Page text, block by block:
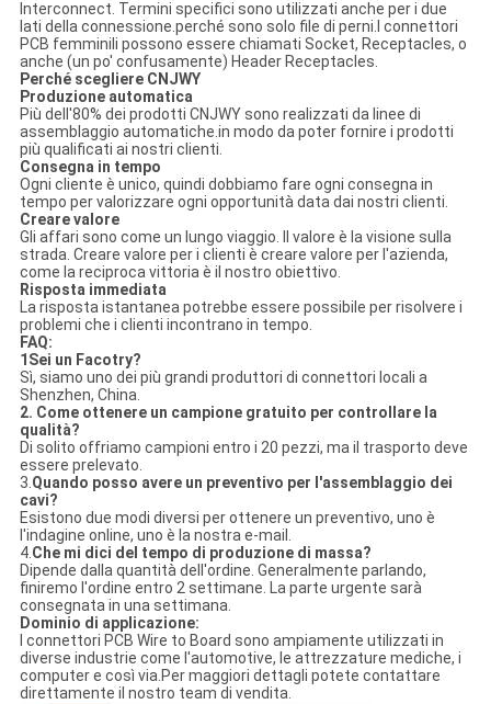
Interconnect. Termini specifici sono utilizzati anche per i due
lati della connessione.perché sono solo file di perni.I connettori
PCB femminili possono essere chiamati Socket, Receptacles, o
anche (un po' confusamente) Header Receptacles.
Perché scegliere CNJWY
Produzione automatica
Più dell'80% dei prodotti CNJWY sono realizzati da linee di
assemblaggio automatiche.in modo da poter fornire i prodotti
più qualificati ai nostri clienti.
Consegna in tempo
Ogni cliente è unico, quindi dobbiamo fare ogni consegna in
tempo per valorizzare ogni opportunità data dai nostri clienti.
Creare valore
Gli affari sono come un lungo viaggio. Il valore è la visione sulla
strada. Creare valore per i clienti è creare valore per l'azienda,
come la reciproca vittoria è il nostro obiettivo.
Risposta immediata
La risposta istantanea potrebbe essere possibile per risolvere i
problemi che i clienti incontrano in tempo.
FAQ:
1Sei un Facotry?
Sì, siamo uno dei più grandi produttori di connettori locali a
Shenzhen, China.
2. Come ottenere un campione gratuito per controllare la
qualità?
Di solito offriamo campioni entro i 20 pezzi, ma il trasporto deve
essere prelevato.
3.Quando posso avere un preventivo per l'assemblaggio dei
cavi?
Esistono due modi diversi per ottenere un preventivo, uno è
l'indagine online, uno è la nostra e-mail.
4.Che mi dici del tempo di produzione di massa?
Dipende dalla quantità dell'ordine. Generalmente parlando,
finiremo l'ordine entro 2 settimane. La parte urgente sarà
consegnata in una settimana.
Dominio di applicazione:
I connettori PCB Wire to Board sono ampiamente utilizzati in
diverse industrie come l'automotive, le attrezzature mediche, i
computer e così via.Per maggiori dettagli potete contattare
direttamente il nostro team di vendita.